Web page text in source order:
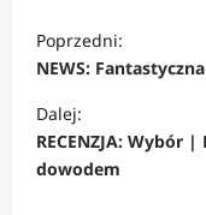
o
b
a
c
Poprzedni:
NEWS:
Dalej:
RECENZJA: Wybór
dowodem